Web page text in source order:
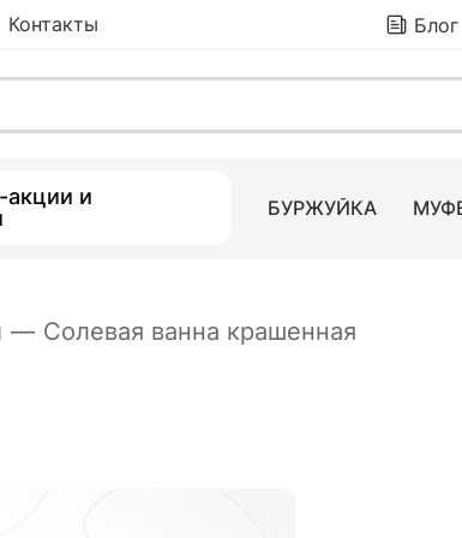
Контакты Блог
товаров
и
БУРЖУЙКА
— Солевая ванна крашенная